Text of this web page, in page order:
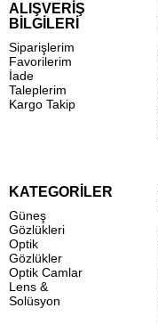
ALIŞVERİŞ
BİLGİLERİ
Siparişlerim
Favorilerim
İade
Taleplerim
Kargo Takip
KATEGORİLER
Güneş
Gözlükleri
Optik
Gözlükler
Optik Camlar
Lens &
Solüsyon